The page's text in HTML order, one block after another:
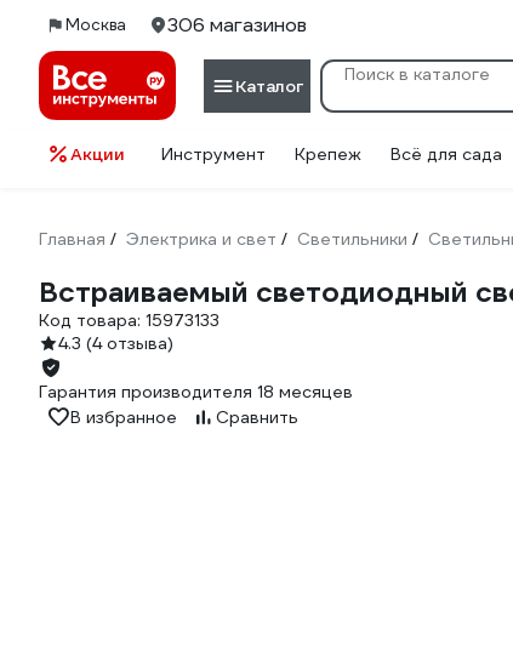
Москва 306 магазинов
Каталог
Акции Инструмент Крепеж Всё для сада
Главная / Электрика и свет / Светильники /
Встраиваемый светодиодный
Код товара: 15973133
4.3 (4 отзыва)
Гарантия производителя 18 месяцев
В избранное
Сравнить